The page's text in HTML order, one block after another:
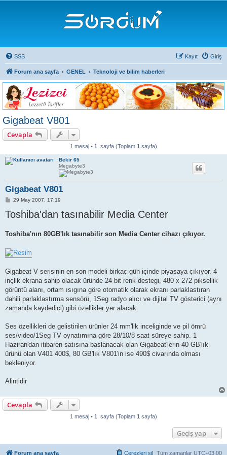
SSS Giriş
Kayıt
Forum ana sayfa GENEL Teknoloji ve bilim haberleri
Gigabeat V801
Cevapla
1 mesaj • 1 . sayfa (Toplam 1 sayfa)
Bekir 65
Megabyte3
Gigabeat V801
M
s
a
29 May 2007, 17:19
Toshiba'dan tasınabilir Media Center
Toshiba'nın 80GB'lık tasınabilir son Media Center cihazı çıkıyor.
Gigabeat V serisinin en son modeli birkaç gün içinde piyasaya çıkıyor. 4
inçlik ekrana sahip olacak üründe 24 bit renk destegi, 480 x 272 piksellik
görüntü alanı, ortam ısıgına göre otomatik olarak ekranı parlaklastıran
dahili parlaklastırma sensörü, 1Seg radyo alıcı ve dijital TV gösterici (aynı
zamanda kaydedici) gibi özellikler yer alacak.
Ses özellikleri de gelistirilen ürünler 24 mm'lik inceliginde ve pil ömrü
ses/video/1Seg TV oynatımına göre 28/10/8 saat süreye sahip. 1
Haziran'dan itibaren satısına baslanacak olan Gigabeat'lerin 40 GB'lık
ürünü olan V401 400$, 80 GB'lık V801'in ise 490$ civarında olması
bekleniyor.
Alintidir
Cevapla
1 mesaj • 1 . sayfa (Toplam 1 sayfa)
Geçiş yap
Forum ana sayfa Tüm zamanlar UTC+03:00
Çerezleri sil